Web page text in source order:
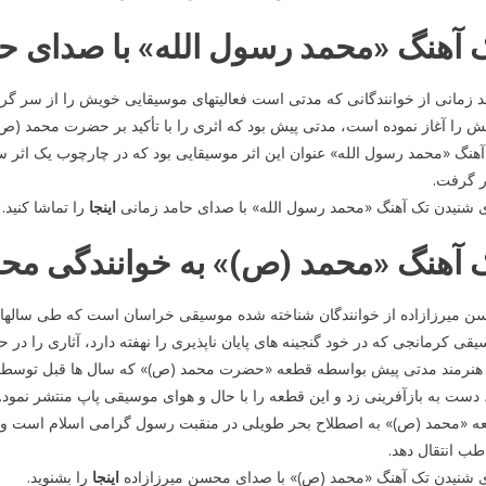
آهنگ «محمد رسول الله» با صدای
زمانی از خوانندگانی که مدتی است فعالیتهای موسیقایی خویش را از سر
را آغاز نموده است، مدتی پیش بود که اثری را با تأکید بر حضرت محمد
«محمد رسول الله» عنوان این اثر موسیقایی بود که در چارچوب یک
گرفت.
شنیدن تک آهنگ «محمد رسول الله» با صدای حامد زمانی اینجا را تماشا کنید.
آهنگ «محمد (ص)» به خوانندگی
میرزازاده از خوانندگان شناخته شده موسیقی خراسان است که طی
کرمانجی که در خود گنجینه های پایان ناپذیری را نهفته دارد، آثاری
هنرمند مدتی پیش بواسطه قطعه «حضرت محمد (ص)» که سال ها قبل توسط
دست به بازآفرینی زد و این قطعه را با حال و هوای موسیقی پاپ منتشر نمود.
«محمد (ص)» به اصطلاح بحر طویلی در منقبت رسول گرامی اسلام است و
انتقال دهد.
شنیدن تک آهنگ «محمد (ص)» با صدای محسن میرزازاده اینجا را بشنوید.